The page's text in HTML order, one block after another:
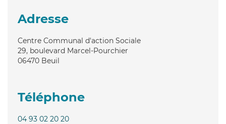
Adresse
Centre Communal d'action Sociale
29, boulevard Marcel-Pourchier
06470 Beuil
Téléphone
04 93 02 20 20